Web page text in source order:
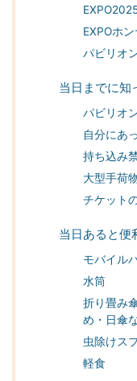
EXPOホン
パビリオ
当日までに知
パビリオ
自分にあ
持ち込み
大型手荷
チケット
当日あると便
モバイル
水筒
折り畳み
め・日傘
虫除けス
軽食